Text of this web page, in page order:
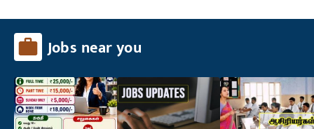
Jobs near you